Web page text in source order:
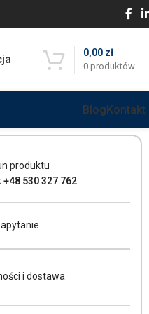
0 produktów
0,00 zł
BlogKontakt
produktu
+48 530 327 762
i dostawa